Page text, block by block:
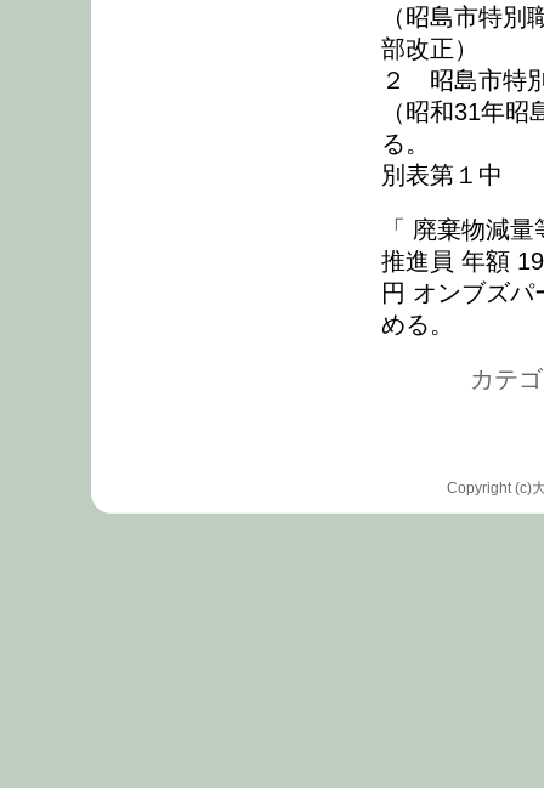
（昭島市特
部改正）
２ 昭島市特
（昭和31年
る。
別表第１中
「 廃棄物減
推進員 年額
円 オンブズ
める。
カテ
Copyright (c)